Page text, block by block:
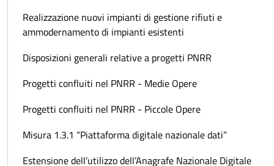
Realizzazione nuovi impianti di gestione rifiuti e
ammodernamento di impianti esistenti
Disposizioni generali relative a progetti PNRR
Progetti confluiti nel PNRR - Medie Opere
Progetti confluiti nel PNRR - Piccole Opere
Misura 1.3.1 “Piattaforma digitale nazionale dati”
Estensione dell’utilizzo dell’Anagrafe Nazionale Digitale